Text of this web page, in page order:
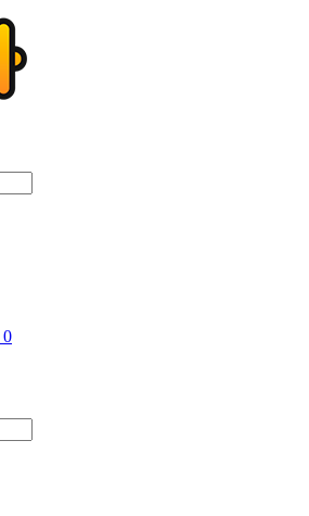
0